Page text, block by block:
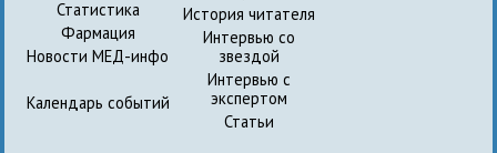
Статистика
Фармация
Новости МЕД-инфо
Календарь событий
История читателя
Интервью со
звездой
Интервью с
экспертом
Статьи